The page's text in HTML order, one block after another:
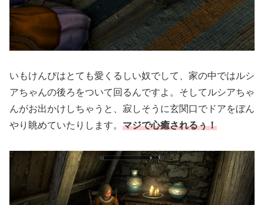
いもけんぴはとても愛くるしい奴でして、家の中ではルシ
アちゃんの後ろをついて回るんですよ。そしてルシアちゃ
んがお出かけしちゃうと、寂しそうに玄関口でドアをぼん
やり眺めていたりします。 マジで心癒されるぅ！